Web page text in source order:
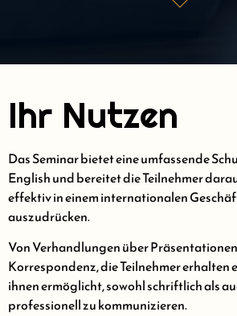
Ihr Nutzen
Das Seminar bietet eine umfassende
English und bereitet die Teilnehmer
effektiv in einem internationalen
auszudrücken.
Von Verhandlungen über
Korrespondenz, die Teilnehmer erhalten
ihnen ermöglicht, sowohl schriftlich als
professionell zu kommunizieren.